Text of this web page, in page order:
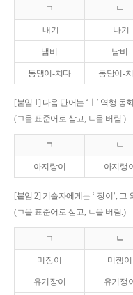
ㄱ ㄴ
-내기 -나기
냄비 남비
동댕이-치다 동당이-
[붙임 1] 다음 단어는 ‘ㅣ’ 역행
(ㄱ을 표준어로 삼고, ㄴ을 버림.)
ㄱ ㄴ
아지랑이 아지랭이
[붙임 2] 기술자에게는 ‘-장이’, 그
(ㄱ을 표준어로 삼고, ㄴ을 버림.)
ㄱ ㄴ
미장이 미쟁이
유기장이 유기쟁이